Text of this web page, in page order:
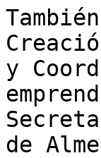
y
de